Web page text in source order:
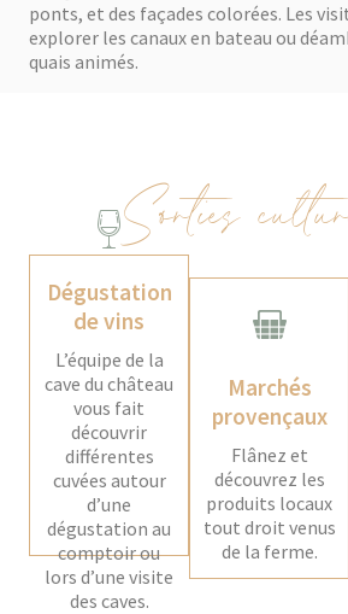
ponts, et des façades colorées. Les
explorer les canaux en bateau ou
quais animés.
Sorties
Dégustation
de vins
L’équipe de la
cave du château
vous fait
découvrir
différentes
cuvées autour
d’une
dégustation au
comptoir ou
lors d’une visite
des caves.
Voir plus
Marchés
provençaux
Flânez et
découvrez les
produits locaux
tout droit venus
de la ferme.
Voir plus